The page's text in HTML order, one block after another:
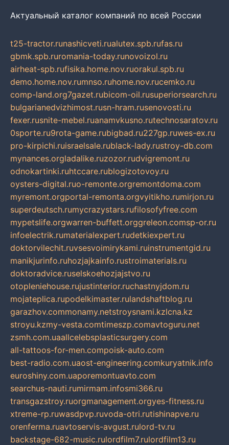
Актуальный каталог компаний по всей России
t25-tractor.runashicveti.rualutex.spb.rufas.ru
gbmk.spb.ruromania-today.runovoizol.ru
airheat-spb.rufisika.home.nov.ruorakul.spb.ru
demo.home.nov.rumnso.ruhome.nov.rucemko.ru
comp-land.org7gazet.rubicom-oil.rusuperiorsearch.ru
bulgarianedvizhimost.rusn-hram.rusenovosti.ru
fexer.rusnite-mebel.ruanamvkusno.rutechnosaratov.ru
0sporte.ru9rota-game.rubigbad.ru227gp.ruwes-ex.ru
pro-kirpichi.ruisraelsale.rublack-lady.rustroy-db.com
mynances.orgladalike.ruzozor.rudvigremont.ru
odnokartinki.ruhtccare.rublogizotovoy.ru
oysters-digital.ruo-remonte.orgremontdoma.com
myremont.orgportal-remonta.orgvyitikho.rumirjon.ru
superdeutsch.rumycrazystars.rufilosofyfree.com
mypetslife.orgwarren-buffett.orggreleon.comsp-or.ru
infoelectrik.rumaterialexpert.rudetkiexpert.ru
doktorvilechit.ruvsesvoimirykami.ruinstrumentgid.ru
manikjurinfo.ruhozjajkainfo.rustroimaterials.ru
doktoradvice.ruselskoehozjajstvo.ru
otopleniehouse.rujustinterior.ruchastnyjdom.ru
mojateplica.rupodelkimaster.rulandshaftblog.ru
garazhov.commonamy.netstroysnami.kzlcna.kz
stroyu.kzmy-vesta.comtimeszp.comavtoguru.net
zsmh.com.uaallcelebsplasticsurgery.com
all-tattoos-for-men.compoisk-auto.com
best-radio.com.uaost-engineering.comkuryatnik.info
euroshiny.com.uaporemontuavto.com
searchus-nauti.rumirmam.infosmi366.ru
transgazstroy.ruorgmanagement.orgyes-fitness.ru
xtreme-rp.ruwasdpvp.ruvoda-otri.rutishinapve.ru
orenferma.ruavtoservis-avgust.rulord-tv.ru
backstage-682-music.rulordfilm7.rulordfilm13.ru